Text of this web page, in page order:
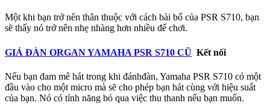
Một khi bạn trở nên thân thuộc với cách bài bố của PSR S710, bạn
sẽ thấy nó trở nên nhẹ nhàng hơn nhiều để chơi.
GIÁ ĐÀN ORGAN YAMAHA PSR S710 CŨ Kết nối
Nếu bạn đam mê hát trong khi đánhđàn, Yamaha PSR S710 có một
đầu vào cho một micro mà sẽ cho phép bạn hát cùng với hiệu suất
của bạn. Nó có tính năng bỏ qua việc thu thanh nếu bạn muốn.